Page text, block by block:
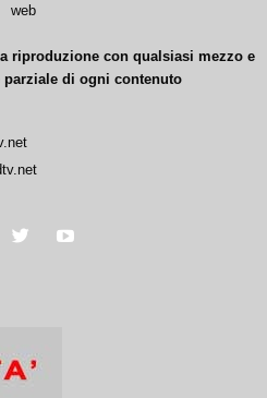
web
riproduzione con qualsiasi mezzo e
parziale di ogni contenuto